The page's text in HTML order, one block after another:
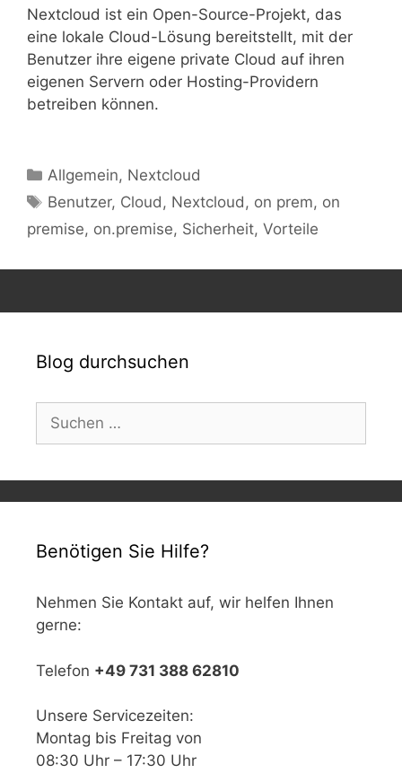
Nextcloud ist ein Open-Source-Projekt, das
eine lokale Cloud-Lösung bereitstellt, mit der
Benutzer ihre eigene private Cloud auf ihren
eigenen Servern oder Hosting-Providern
betreiben können.
Kategorien
Allgemein, Nextcloud
Schlagwörter
Benutzer, Cloud, Nextcloud, on prem, on
premise, on.premise, Sicherheit, Vorteile
Blog durchsuchen
Suchen
nach:
Benötigen Sie Hilfe?
Nehmen Sie Kontakt auf, wir helfen Ihnen
gerne:
Telefon +49 731 388 62810
Unsere Servicezeiten:
Montag bis Freitag von
08:30 Uhr – 17:30 Uhr